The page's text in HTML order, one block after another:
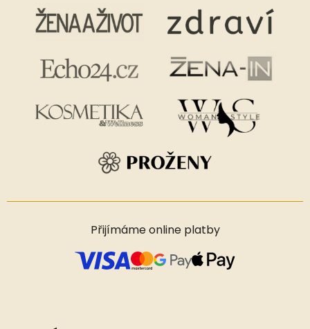
Přijímáme online platby